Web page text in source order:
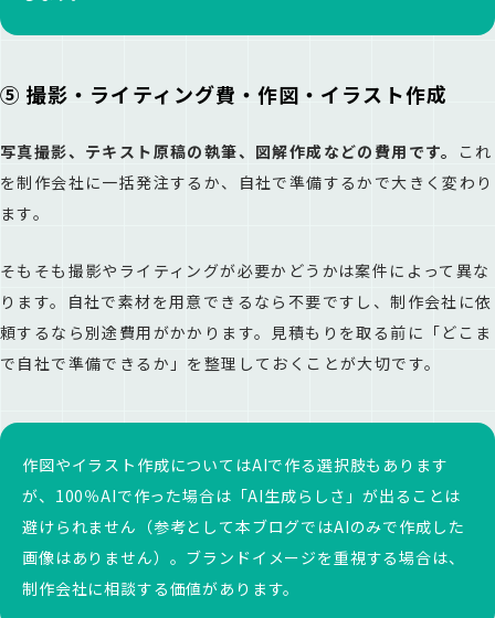
⑤ 撮影・ライティング費・作図・イラスト作成
写真撮影、テキスト原稿の執筆、図解作成などの費用です。
これ
を制作会社に一括発注するか、自社で準備するかで大きく変わり
ます。
そもそも撮影やライティングが必要かどうかは案件によって異な
ります。自社で素材を用意できるなら不要ですし、制作会社に依
頼するなら別途費用がかかります。見積もりを取る前に「どこま
で自社で準備できるか」を整理しておくことが大切です。
作図やイラスト作成についてはAIで作る選択肢もあります
が、100％AIで作った場合は「AI生成らしさ」が出ることは
避けられません（参考として本ブログではAIのみで作成した
画像はありません）。ブランドイメージを重視する場合は、
制作会社に相談する価値があります。